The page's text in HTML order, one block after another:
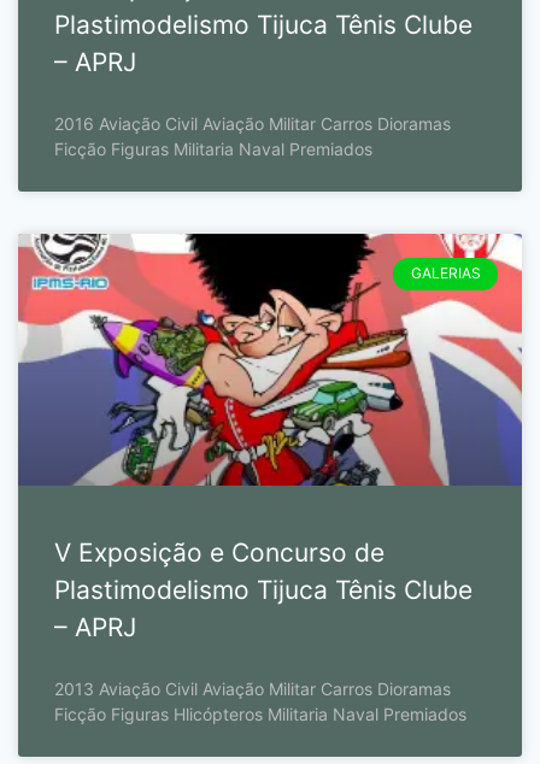
Plastimodelismo Tijuca Tênis Clube
– APRJ
2016 Aviação Civil Aviação Militar Carros Dioramas
Ficção Figuras Militaria Naval Premiados
GALERIAS
V Exposição e Concurso de
Plastimodelismo Tijuca Tênis Clube
– APRJ
2013 Aviação Civil Aviação Militar Carros Dioramas
Ficção Figuras Hlicópteros Militaria Naval Premiados